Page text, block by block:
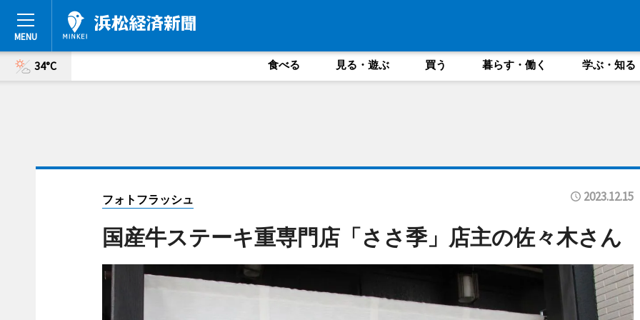
34°C 食べる 見る・遊ぶ 買う 暮らす・働く 学ぶ・知る
フォトフラッシュ 2023.12.15
国産牛ステーキ重専門店「ささ季」店主の佐々木さん